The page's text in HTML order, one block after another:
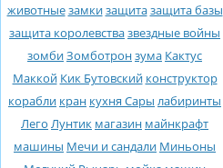
животныезамкизащитазащита базы
защита королевствазвездные войны
зомбиЗомботронзума Кактус
Маккой Кик Бутовский конструктор
корабли кран кухня Сары лабиринты
Лего Лунтик магазин майнкрафт
машины Мечи и сандали Миньоны